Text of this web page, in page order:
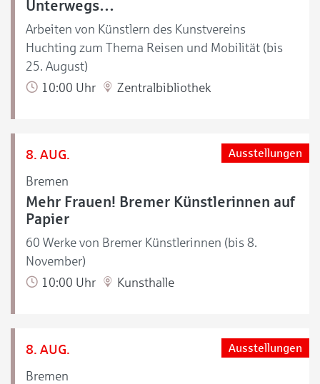
Unterwegs…
Arbeiten von Künstlern des Kunstvereins
Huchting zum Thema Reisen und Mobilität (bis
25. August)
10:00 Uhr
Zentralbibliothek
8. AUG.
Bremen
Ausstellungen
Mehr Frauen! Bremer Künstlerinnen auf
Papier
60 Werke von Bremer Künstlerinnen (bis 8.
November)
10:00 Uhr
Kunsthalle
8. AUG.
Bremen
Ausstellungen